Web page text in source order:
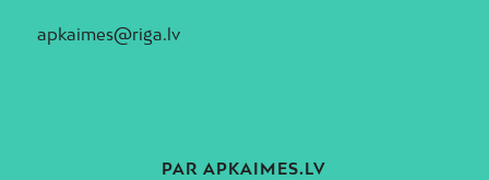
apkaimes@riga.lv
PAR APKAIMES.LV